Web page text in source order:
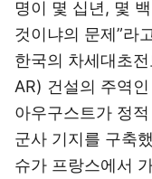
명이 몇 십년, 몇
것이냐의 문제”라
한국의 차세대초
AR) 건설의 주역
아우구스트가 정
군사 기지를 구축
슈가 프랑스에서